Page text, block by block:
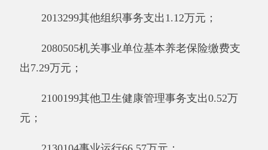
基本医疗保险缴费3.02万元、其他社会保障缴费
支出6.52万元、退休费1.43万元、抚恤金0.89万
元、奖励金0.01万元。
公用经费0.30万元，包括：办公费0.30万
元。
七、一般公共预算财政拨款“三公”经费支出